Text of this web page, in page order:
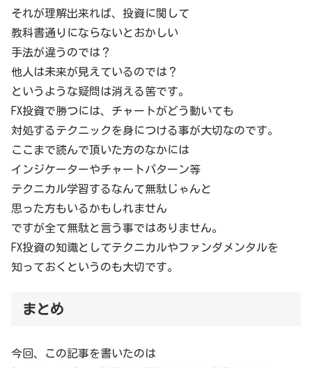
それが理解出来れば、投資に関して
教科書通りにならないとおかしい
手法が違うのでは？
他人は未来が見えているのでは？
というような疑問は消える筈です。
FX投資で勝つには、チャートがどう動いても
対処するテクニックを身につける事が大切なのです。
ここまで読んで頂いた方のなかには
インジケーターやチャートパターン等
テクニカル学習するなんて無駄じゃんと
思った方もいるかもしれません
ですが全て無駄と言う事ではありません。
FX投資の知識としてテクニカルやファンダメンタルを
知っておくというのも大切です。
まとめ
今回、この記事を書いたのは